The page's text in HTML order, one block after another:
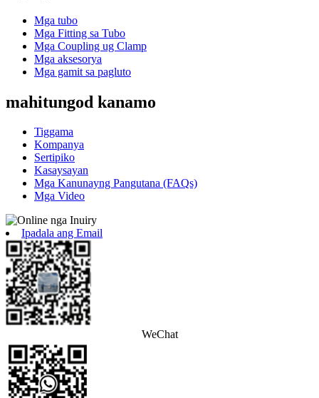
Mga tubo
Mga Fitting sa Tubo
Mga Coupling ug Clamp
Mga aksesorya
Mga gamit sa pagluto
mahitungod kanamo
Tiggama
Kompanya
Sertipiko
Kasaysayan
Mga Kanunayng Pangutana (FAQs)
Mga Video
Ipadala ang Email
WeChat